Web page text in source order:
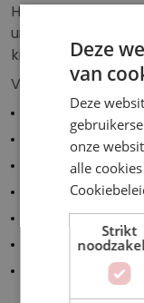
i
n
g
e
n
a
l
l
Het voetbal
uitstraling en is
kinderkamer,
Verkrijgbaar op
100 cm breed x
150 cm breed x
200 cm breed x
250 cm breed x
300 cm breed x
350 cm breed x
400 cm breed x
Deze
van
Deze
onze
alle
Strikt